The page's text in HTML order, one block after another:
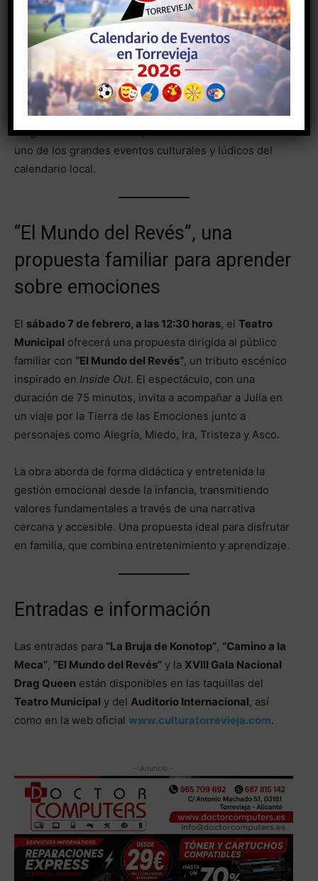
espectáculo principal a las21:00 horas.
La gala reunirá a destacados Drag Queen del panorama
nacional en una noche marcada por la creatividad, el
humor, la música y la libertad expresiva. Vestuario,
maquillaje y performances convertirán el Auditorio en
un gran escenario festivo, consolidando esta cita como
uno de los grandes eventos culturales y lúdicos del
calendario local.
“El Mundo del Revés”, una
propuesta familiar para aprender
sobre emociones
El sábado 7 de febrero, a las 12:30 horas, el Teatro
Municipal ofrecerá una propuesta dirigida al público
familiar con “El Mundo del Revés”, un tributo escénico
inspirado en Inside Out. El espectáculo, con una
duración de 75 minutos, invita a acompañar a Julia en
un viaje por la Tierra de las Emociones junto a
personajes como Alegría, Miedo, Ira, Tristeza y Asco.
La obra aborda de forma didáctica y entretenida la
gestión emocional desde la infancia, transmitiendo
valores fundamentales a través de una narrativa
cercana y accesible. Una propuesta ideal para disfrutar
en familia, que combina entretenimiento y aprendizaje.
Entradas e información
Las entradas para “La Bruja de Konotop”, “Camino a la
Meca”, “El Mundo del Revés” y la XVIII Gala Nacional
Drag Queen están disponibles en las taquillas del
Teatro Municipal y del Auditorio Internacional, así
como en la web oficial www.culturatorrevieja.com.
- Anuncio -